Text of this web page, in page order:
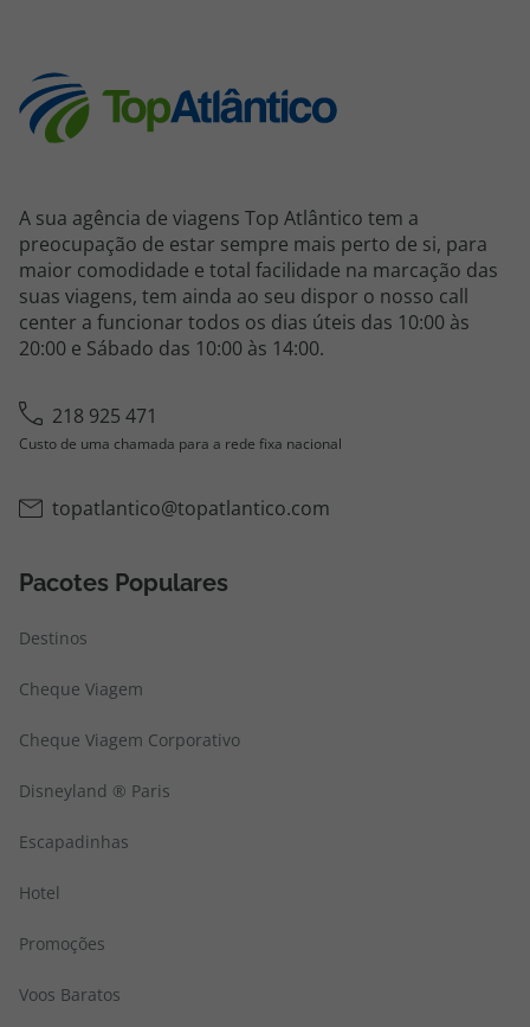
A sua agência de viagens Top Atlântico tem a
preocupação de estar sempre mais perto de si, para
maior comodidade e total facilidade na marcação das
suas viagens, tem ainda ao seu dispor o nosso call
center a funcionar todos os dias úteis das 10:00 às
20:00 e Sábado das 10:00 às 14:00.
218 925 471
Custo de uma chamada para a rede fixa nacional
topatlantico@topatlantico.com
Pacotes Populares
Destinos
Cheque Viagem
Cheque Viagem Corporativo
Disneyland ® Paris
Escapadinhas
Hotel
Promoções
Voos Baratos